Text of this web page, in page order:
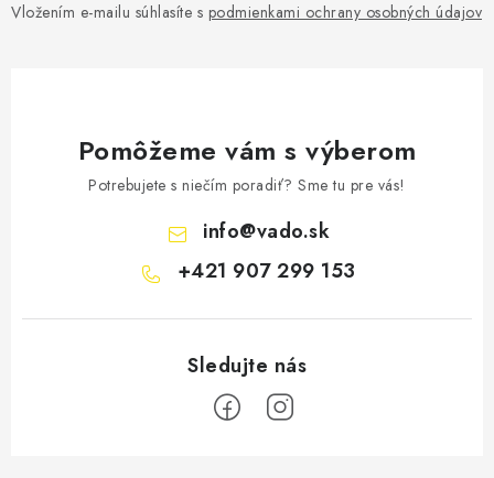
Vložením e-mailu súhlasíte s podmienkami ochrany osobných údajov
Pomôžeme vám s výberom
Potrebujete s niečím poradiť? Sme tu pre vás!
info@vado.sk
+421 907 299 153